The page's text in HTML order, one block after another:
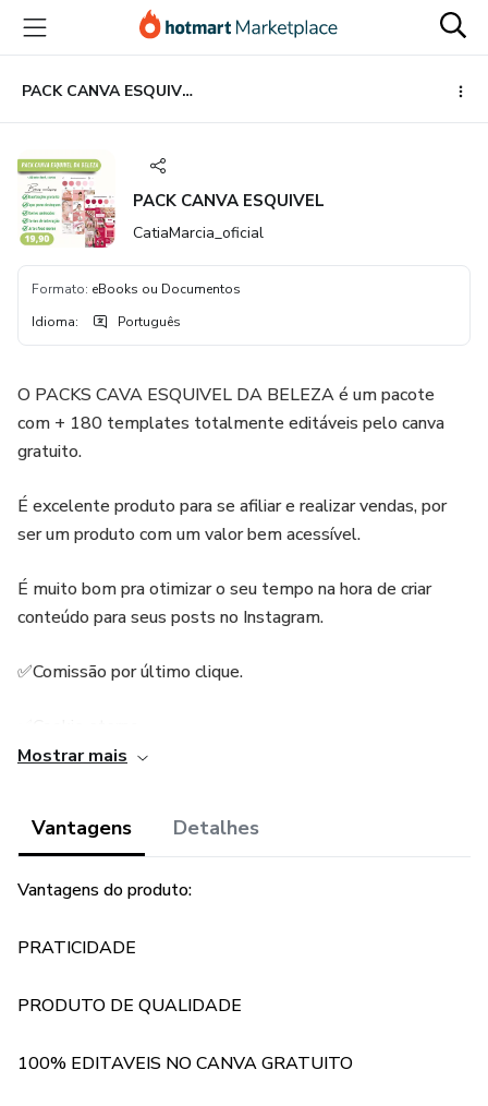
para
conteúdo
principal
para
pagamento
para
rodapé
PACK CANVA ESQUIVEL
PACK CANVA ESQUIVEL
CatiaMarcia_oficial
Formato: eBooks ou Documentos
Idioma: Português
O PACKS CAVA ESQUIVEL DA BELEZA é um pacote
com + 180 templates totalmente editáveis pelo canva
gratuito.
É excelente produto para se afiliar e realizar vendas, por
ser um produto com um valor bem acessível.
É muito bom pra otimizar o seu tempo na hora de criar
conteúdo para seus posts no Instagram.
✅Comissão por último clique.
✅ Comissão de 50%.
❌É proibido fazer SPAM.
❌É proibido fazer cookie stuffing ( camuflar o link de
que está sendo promovido.
❌Não é permitido estender a garantia do produto.
Mostrar mais
Vantagens Detalhes
Vantagens do produto:
PRATICIDADE
PRODUTO DE QUALIDADE
100% EDITAVEIS NO CANVA GRATUITO